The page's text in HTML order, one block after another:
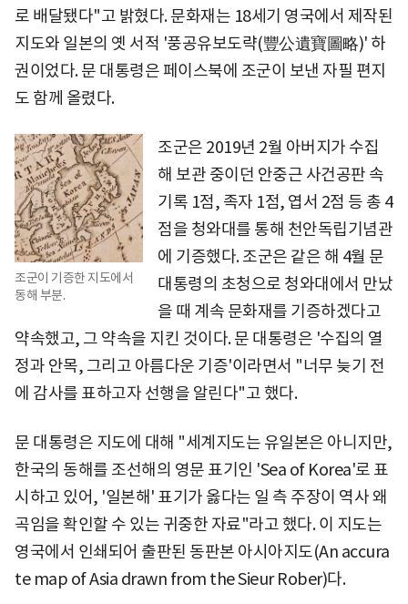
로 배달됐다"고 밝혔다. 문화재는 18세기 영국에서 제작된
지도와 일본의 옛 서적 '풍공유보도략(豐公遺寶圖略)' 하
권이었다. 문 대통령은 페이스북에 조군이 보낸 자필 편지
도 함께 올렸다.
조군이 기증한 지도에서
동해 부분.
조군은 2019년 2월 아버지가 수집
해 보관 중이던 안중근 사건공판 속
기록 1점, 족자 1점, 엽서 2점 등 총 4
점을 청와대를 통해 천안독립기념관
에 기증했다. 조군은 같은 해 4월 문
대통령의 초청으로 청와대에서 만났
을 때 계속 문화재를 기증하겠다고
약속했고, 그 약속을 지킨 것이다. 문 대통령은 '수집의 열
정과 안목, 그리고 아름다운 기증'이라면서 "너무 늦기 전
에 감사를 표하고자 선행을 알린다"고 했다.
문 대통령은 지도에 대해 "세계지도는 유일본은 아니지만,
한국의 동해를 조선해의 영문 표기인 'Sea of Korea'로 표
시하고 있어, '일본해' 표기가 옳다는 일 측 주장이 역사 왜
곡임을 확인할 수 있는 귀중한 자료"라고 했다. 이 지도는
영국에서 인쇄되어 출판된 동판본 아시아지도(An accura
te map of Asia drawn from the Sieur Rober)다.